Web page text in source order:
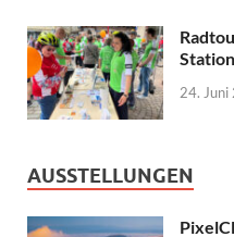
24. Juni
AUSSTELLUNGEN